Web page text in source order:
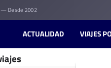
— Desde 2002
ACTUALIDAD VIAJES